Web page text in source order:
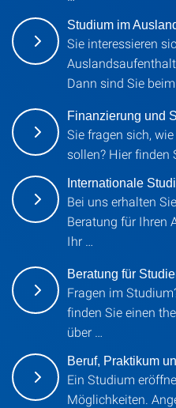
Studium im
Sie interessieren
Dann sind Sie
Finanzierung und
Sie fragen sich,
sollen? Hier
Internationale
Bei uns erhalten
Beratung für Ihren
Ihr …
Beratung für
Fragen im
finden Sie einen
über …
Beruf, Praktikum
Ein Studium
Möglichkeiten.